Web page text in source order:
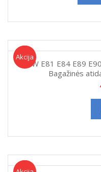
Akcija
Akcija!
BMW E81 E84 E89
Bagažinės